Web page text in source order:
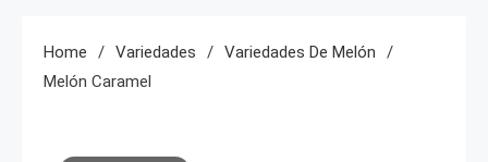
Home Variedades
Variedades De Melón
Melón Caramel